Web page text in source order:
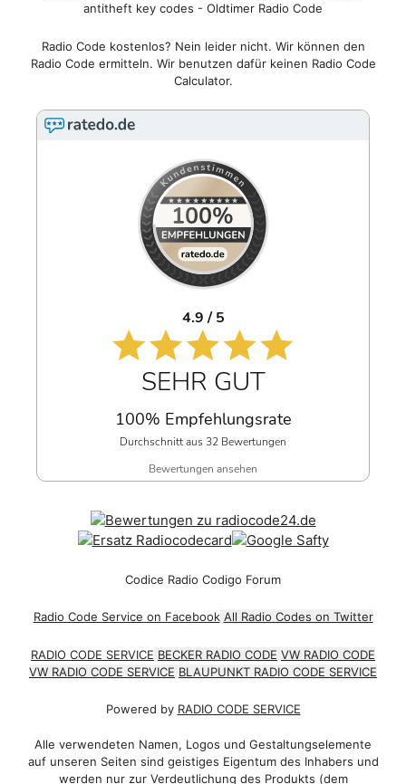
antitheft key codes - Oldtimer Radio Code
Radio Code kostenlos? Nein leider nicht. Wir können den
Radio Code ermitteln. Wir benutzen dafür keinen Radio Code
Calculator.
4.9 / 5
SEHR GUT
100% Empfehlungsrate
Durchschnitt aus 32 Bewertungen
Bewertungen ansehen
Codice Radio Codigo Forum
Radio Code Service on Facebook All Radio Codes on Twitter
RADIO CODE SERVICE BECKER RADIO CODE VW RADIO CODE
VW RADIO CODE SERVICE BLAUPUNKT RADIO CODE SERVICE
Powered by RADIO CODE SERVICE
Alle verwendeten Namen, Logos und Gestaltungselemente
auf unseren Seiten sind geistiges Eigentum des Inhabers und
werden nur zur Verdeutlichung des Produkts (dem